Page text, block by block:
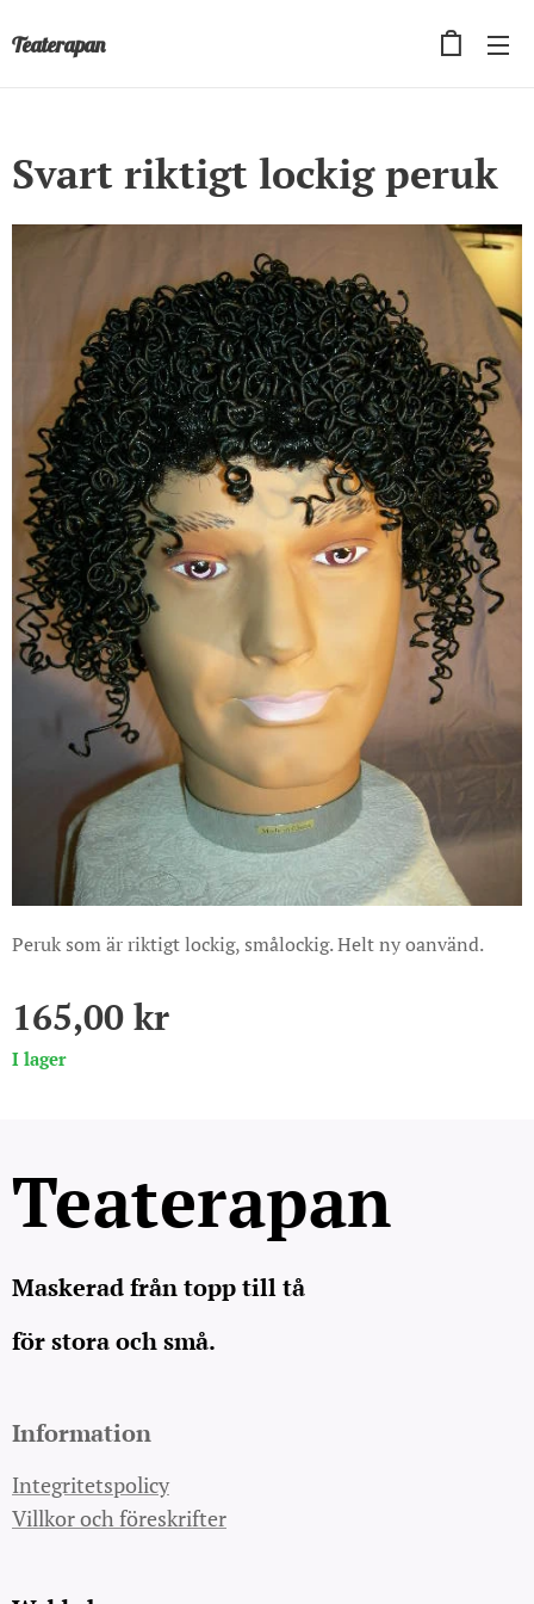
Teaterapan
Svart riktigt lockig peruk
Peruk som är riktigt lockig, smålockig. Helt ny oanvänd.
165,00 kr
I lager
Teaterapan
Maskerad från topp till tå
för stora och små.
Information
Integritetspolicy
Villkor och föreskrifter